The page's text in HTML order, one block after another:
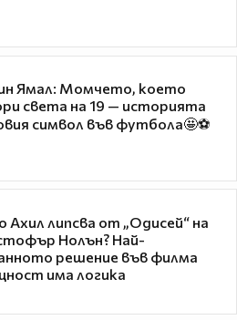
Ямал: Момчето, което
света на 19 — историята
символ във футбола🤩⚽
Ахил липсва от „Одисей“ на
Нолън? Най-
решение във филма
има логика